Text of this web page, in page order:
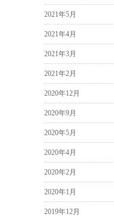
2021年5月
2021年4月
2021年3月
2021年2月
2020年12月
2020年9月
2020年5月
2020年4月
2020年2月
2020年1月
2019年12月